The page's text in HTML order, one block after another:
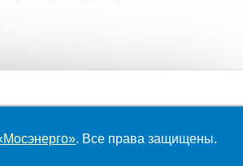
. Все права защищены.